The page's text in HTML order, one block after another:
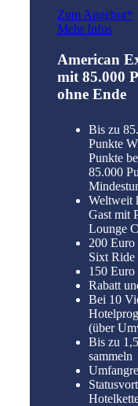
Zum Angebot*
Mehr Infos
American
mit 85.000
ohne Ende
Bis zu
Punkte
Punkte
85.000
Weltweit
Gast mit
Lounge
200 Euro
Sixt Ride
150 Euro
Rabatt
Bei 10
(über
Bis zu
sammeln